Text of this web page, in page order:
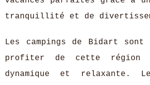
tranquillité et de
Les campings de Bidart sont
profiter de cette
dynamique et relaxante.